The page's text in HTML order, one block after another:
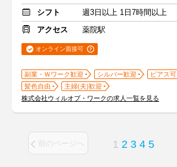
シフト
週3日以上 1日7時間以上
アクセス
薬院駅
オンライン面接可
副業・Ｗワーク歓迎 シルバー歓迎
ピアス可
髪色自由
主婦(夫)歓迎
株式会社ウィルオブ・ワークの求人一覧を見る
前のページへ 1 2 3 4 5